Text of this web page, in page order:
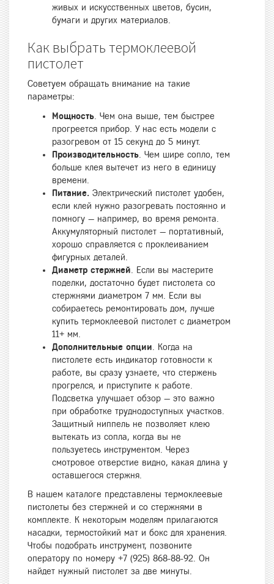
живых и искусственных цветов, бусин,
бумаги и других материалов.
Как выбрать термоклеевой
пистолет
Советуем обращать внимание на такие
параметры:
Мощность . Чем она выше, тем быстрее
прогреется прибор. У нас есть модели с
разогревом от 15 секунд до 5 минут.
Производительность . Чем шире сопло, тем
больше клея вытечет из него в единицу
времени.
Питание. Электрический пистолет удобен,
если клей нужно разогревать постоянно и
помногу — например, во время ремонта.
Аккумуляторный пистолет — портативный,
хорошо справляется с проклеиванием
фигурных деталей.
Диаметр стержней . Если вы мастерите
поделки, достаточно будет пистолета со
стержнями диаметром 7 мм. Если вы
собираетесь ремонтировать дом, лучше
купить термоклеевой пистолет с диаметром
11+ мм.
Дополнительные опции . Когда на
пистолете есть индикатор готовности к
работе, вы сразу узнаете, что стержень
прогрелся, и приступите к работе.
Подсветка улучшает обзор — это важно
при обработке труднодоступных участков.
Защитный ниппель не позволяет клею
вытекать из сопла, когда вы не
пользуетесь инструментом. Через
смотровое отверстие видно, какая длина у
оставшегося стержня.
В нашем каталоге представлены термоклеевые
пистолеты без стержней и со стержнями в
комплекте. К некоторым моделям прилагаются
насадки, термостойкий мат и бокс для хранения.
Чтобы подобрать инструмент, позвоните
оператору по номеру +7 (925) 868-88-92. Он
найдет нужный пистолет за две минуты.